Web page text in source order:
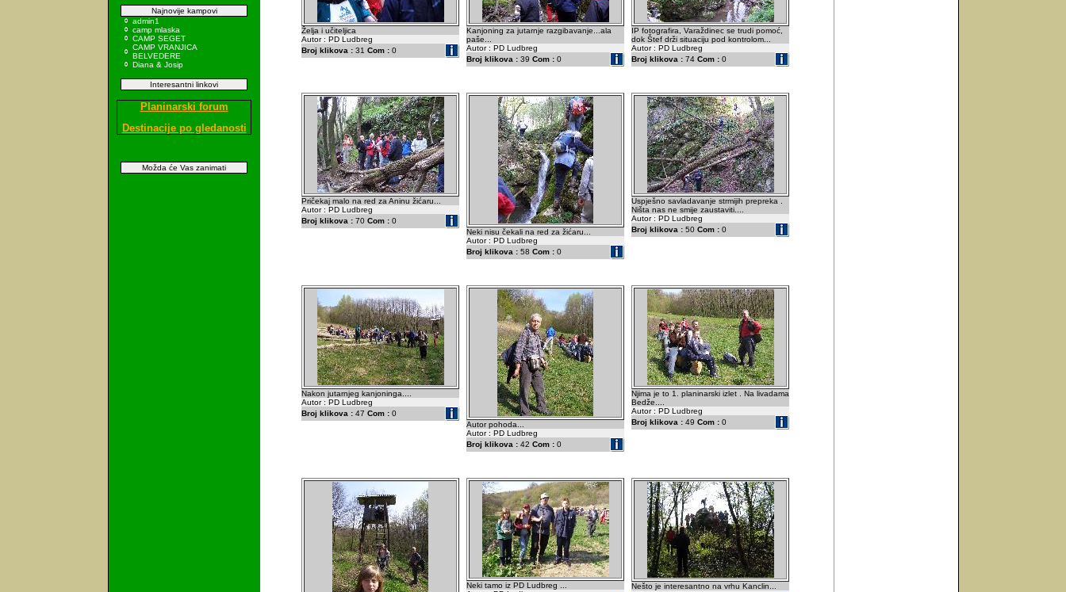
Najnovije kampovi
admin1
camp mlaska
CAMP SEGET
CAMP VRANJICA
BELVEDERE
Diana & Josip
Interesantni linkovi
Planinarski forum
Destinacije po gledanosti
Možda će Vas zanimati
Želja i učiteljica
Autor : PD Ludbreg
Broj klikova : 31 Com : 0
Kanjoning za jutarnje razgibavanje...ala
paše...
Autor : PD Ludbreg
Broj klikova : 39 Com : 0
IP fotografira, Varaždinec se trudi pomoć,
dok Štef drži situaciju pod kontrolom...
Autor : PD Ludbreg
Broj klikova : 74 Com : 0
Pričekaj malo na red za Aninu žićaru...
Autor : PD Ludbreg
Broj klikova : 70 Com : 0
Neki nisu čekali na red za žićaru...
Autor : PD Ludbreg
Broj klikova : 58 Com : 0
Uspješno savladavanje strmijih prepreka .
Ništa nas ne smije zaustaviti....
Autor : PD Ludbreg
Broj klikova : 50 Com : 0
Nakon jutarnjeg kanjoninga....
Autor : PD Ludbreg
Broj klikova : 47 Com : 0
Autor pohoda...
Autor : PD Ludbreg
Broj klikova : 42 Com : 0
Njima je to 1. planinarski izlet . Na livadama
Bedže....
Autor : PD Ludbreg
Broj klikova : 49 Com : 0
Neki tamo iz PD Ludbreg ...
Nešto je interesantno na vrhu Kanclin...